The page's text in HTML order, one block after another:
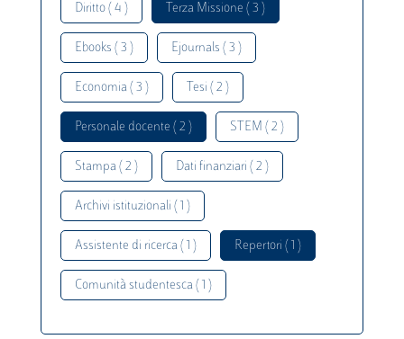
Diritto ( 4 ) Terza Missione ( 3 )
Ebooks ( 3 ) Ejournals ( 3 )
Economia ( 3 ) Tesi ( 2 )
Personale docente ( 2 ) STEM ( 2 )
Stampa ( 2 ) Dati finanziari ( 2 )
Archivi istituzionali ( 1 )
Assistente di ricerca ( 1 ) Repertori ( 1 )
Comunità studentesca ( 1 )